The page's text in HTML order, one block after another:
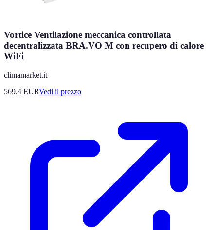
Vortice Ventilazione meccanica controllata
decentralizzata BRA.VO M con recupero di calore
WiFi
climamarket.it
569.4 EURVedi il prezzo